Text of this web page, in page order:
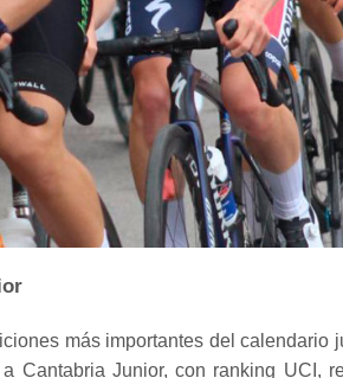
más importantes del calendario
Cantabria Junior, con ranking UCI,